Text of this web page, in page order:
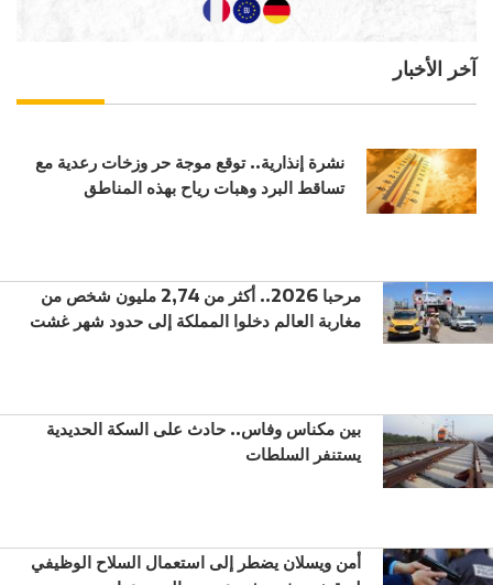
آخر الأخبار
نشرة إنذارية.. توقع موجة حر وزخات رعدية مع
تساقط البرد وهبات رياح بهذه المناطق
مرحبا 2026.. أكثر من 2,74 مليون شخص من
مغاربة العالم دخلوا المملكة إلى حدود شهر غشت
بين مكناس وفاس.. حادث على السكة الحديدية
يستنفر السلطات
أمن ويسلان يضطر إلى استعمال السلاح الوظيفي